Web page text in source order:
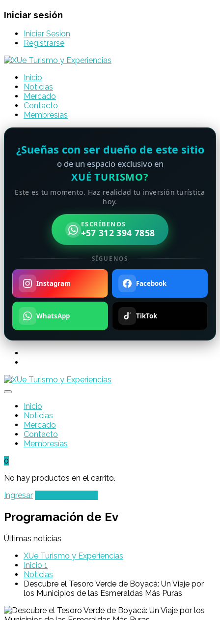
Iniciar sesión
Iniciar Sesion
Registrarse
Inicio
Noticias
Mercado
Contacto
Membresías
¿Sueñas con ser dueño de este sitio
o de un espacio exclusivo en
XUÉ TURISMO?
Este es tu momento. Haz realidad tu inversión turística
hoy.
ESCRÍBENOS
+57 312 394 7858
SÍGUENOS
Instagram Facebook
WhatsApp TikTok
Inicio
Noticias
Mercado
Contacto
Membresías
0
No hay productos en el carrito.
Ingresar
Programación de Ev
Últimas noticias
XUe Turismo y Experiencias
Inicio 1
Noticias
Descubre el Tesoro Verde de Boyacá: Un Viaje por
los Municipios de las Esmeraldas Más Puras